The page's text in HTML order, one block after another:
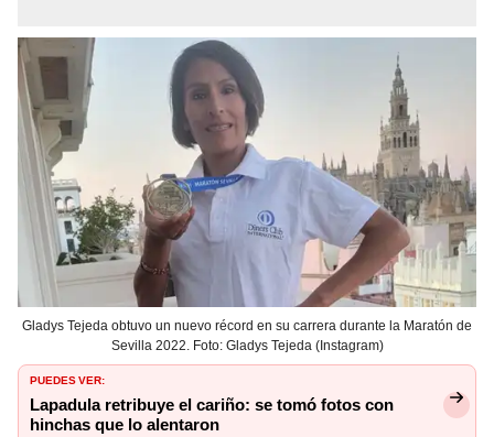
Gladys Tejeda obtuvo un nuevo récord en su carrera durante la Maratón de
Sevilla 2022. Foto: Gladys Tejeda (Instagram)
PUEDES VER:
Lapadula retribuye el cariño: se tomó fotos con
hinchas que lo alentaron